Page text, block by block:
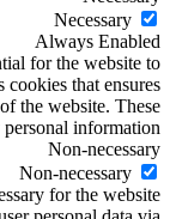
Necessary
Always Enabled
for the website to
that ensures
the website. These
information.
Non-necessary
Non-necessary
for the website